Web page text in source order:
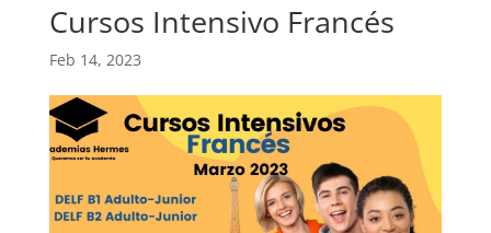
Cursos Intensivo Francés
Feb 14, 2023